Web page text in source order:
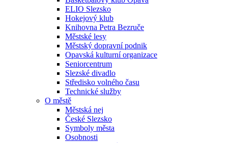
ELIO Slezsko
Hokejový klub
Knihovna Petra Bezruče
Městské lesy
Městský dopravní podnik
Opavská kulturní organizace
Seniorcentrum
Slezské divadlo
Středisko volného času
Technické služby
O městě
Městská nej
České Slezsko
Symboly města
Osobnosti